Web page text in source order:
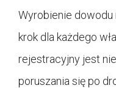
Wyrobienie
krok dla każdego
rejestracyjny jest
poruszania się po